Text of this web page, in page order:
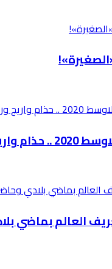
العالم بماضي